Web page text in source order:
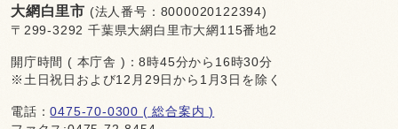
大網白里市 (法人番号：8000020122394)
〒299-3292 千葉県大網白里市大網115番地2
開庁時間 ( 本庁舎 )：8時45分から16時30分
※土日祝日および12月29日から1月3日を除く
電話：0475-70-0300 ( 総合案内 )